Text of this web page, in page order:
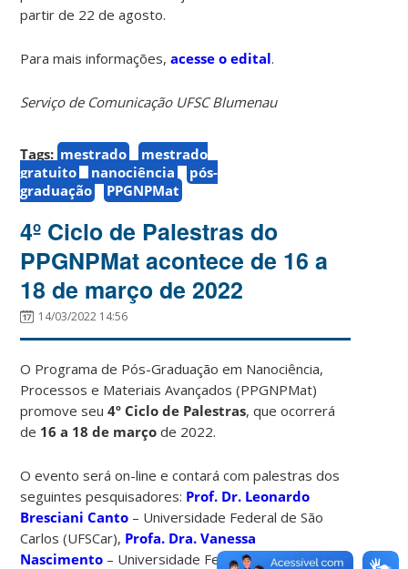
partir de 22 de agosto.
Para mais informações,acesse o edital.
Serviço de Comunicação UFSC Blumenau
Tags: mestrado
mestrado
gratuito
nanociência
pós-
graduação
PPGNPMat
4º Ciclo de Palestras do
PPGNPMat acontece de 16 a
18 de março de 2022
14/03/2022 14:56
O Programa de Pós-Graduação em Nanociência,
Processos e Materiais Avançados (PPGNPMat)
promove seu4º Ciclo de Palestras, que ocorrerá
de 16 a 18 de março de 2022.
O evento será on-line e contará com palestras dos
seguintes pesquisadores: Prof. Dr. Leonardo
Bresciani Canto – Universidade Federal de São
Carlos (UFSCar), Profa. Dra. Vanessa
Nascimento – Universidade Federal Fluminense